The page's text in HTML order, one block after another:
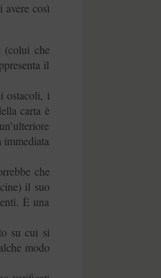
avere così
(colui che
il
ostacoli, i
carta è
che
il suo
È una
su cui si
modo